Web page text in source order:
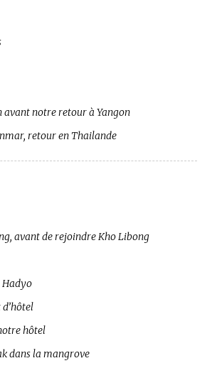
avant notre retour à Yangon
retour en Thailande
avant de rejoindre Kho Libong
Hadyo
hôtel
dans la mangrove